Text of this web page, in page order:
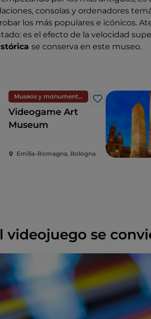
consolas y ordenadores
los más populares e icónicos.
es el efecto de la velocidad
se conserva en este museo.
Museos y monumentos
Me gusta
Videogame Art
Museum
Emilia-Romagna, Bologna
videojuego se